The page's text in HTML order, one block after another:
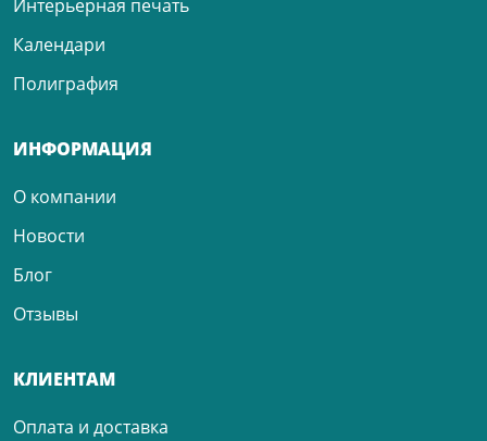
Интерьерная печать
Календари
Полиграфия
ИНФОРМАЦИЯ
О компании
Новости
Блог
Отзывы
КЛИЕНТАМ
Оплата и доставка